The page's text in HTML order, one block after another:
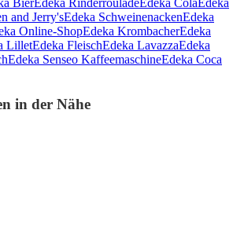
BierEdeka RinderrouladeEdeka Cola Edeka
and Jerry'sEdeka SchweinenackenEdeka
Online-ShopEdeka KrombacherEdeka
LilletEdeka FleischEdeka LavazzaEdeka
Edeka Senseo KaffeemaschineEdeka Coca
in der Nähe